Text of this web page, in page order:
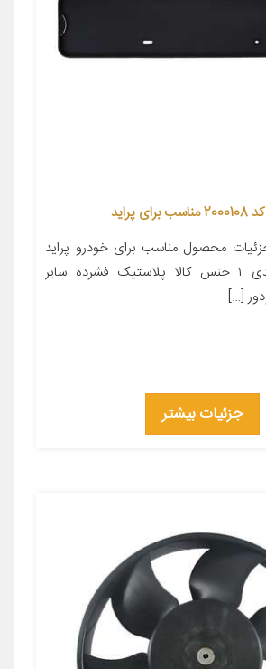
محصول مناسب برای خودرو پراید
تعداد در بسته‌بندی ۱ جنس کالا پلاستیک فشرده سایر
[…]
جزئیات بیشتر